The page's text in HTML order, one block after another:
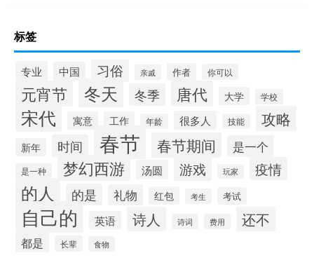
标签
专业 中国 习俗 亲戚 作者 你可以
元宵节 冬天 冬季 唐代 大学 学校
宋代 寓意 工作 年龄 很多人 技能 攻略
新年 时间 春节 春节期间 是一个
是一种 梦幻西游 汤圆 游戏 玩家 疫情
的人 的是 礼物 红包 考生 考试
自己的 英语 诗人 诗词 费用 还不
都是 长辈 食物